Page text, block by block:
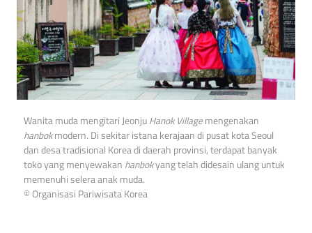
Wanita muda mengitari Jeonju Hanok Villagemengenakan
hanbokmodern. Di sekitar istana kerajaan di pusat kota Seoul
dan desa tradisional Korea di daerah provinsi, terdapat banyak
toko yang menyewakan hanbokyang telah didesain ulang untuk
memenuhi selera anak muda.
© Organisasi Pariwisata Korea